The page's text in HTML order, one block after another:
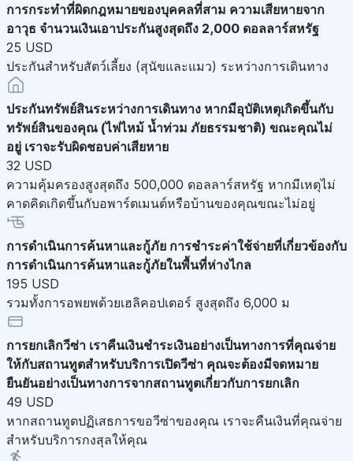
การกระทำที่ผิดกฎหมายของบุคคลที่สาม ความเสียหายจาก
อาวุธ จำนวนเงินเอาประกันสูงสุดถึง 2,000 ดอลลาร์สหรัฐ
25 USD
ประกันสำหรับสัตว์เลี้ยง (สุนัขและแมว) ระหว่างการเดินทาง
ประกันทรัพย์สินระหว่างการเดินทาง หากมีอุบัติเหตุเกิดขึ้นกับ
ทรัพย์สินของคุณ (ไฟไหม้ น้ำท่วม ภัยธรรมชาติ) ขณะคุณไม่
อยู่ เราจะรับผิดชอบค่าเสียหาย
32 USD
ความคุ้มครองสูงสุดถึง 500,000 ดอลลาร์สหรัฐ หากมีเหตุไม่
คาดคิดเกิดขึ้นกับอพาร์ตเมนต์หรือบ้านของคุณขณะไม่อยู่
การดำเนินการค้นหาและกู้ภัย การชำระค่าใช้จ่ายที่เกี่ยวข้องกับ
การดำเนินการค้นหาและกู้ภัยในพื้นที่ห่างไกล
195 USD
รวมทั้งการอพยพด้วยเฮลิคอปเตอร์ สูงสุดถึง 6,000 ม
การยกเลิกวีซ่า เราคืนเงินชำระเงินอย่างเป็นทางการที่คุณจ่าย
ให้กับสถานทูตสำหรับบริการเปิดวีซ่า คุณจะต้องมีจดหมาย
ยืนยันอย่างเป็นทางการจากสถานทูตเกี่ยวกับการยกเลิก
49 USD
หากสถานทูตปฏิเสธการขอวีซ่าของคุณ เราจะคืนเงินที่คุณจ่าย
สำหรับบริการกงสุลให้คุณ